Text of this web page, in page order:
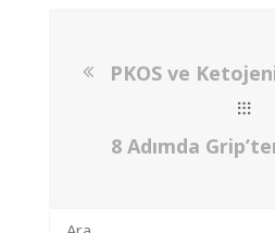
PKOS ve
8 Adımda
Arama: